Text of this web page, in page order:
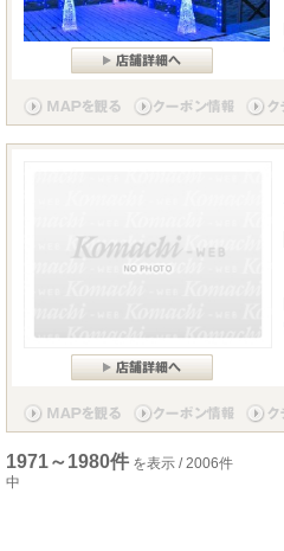
1971～1980件 を表示 / 2006件
中